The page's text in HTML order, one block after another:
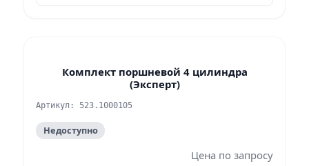
Комплект поршневой 4 цилиндра
(Эксперт)
Артикул: 523.1000105
Недоступно
Цена по запросу